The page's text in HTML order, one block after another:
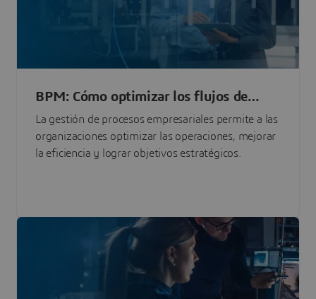
BPM: Cómo optimizar los flujos de
trabajo con la gestión de procesos
empresariales
La gestión de procesos empresariales permite a las
organizaciones optimizar las operaciones, mejorar
la eficiencia y lograr objetivos estratégicos.